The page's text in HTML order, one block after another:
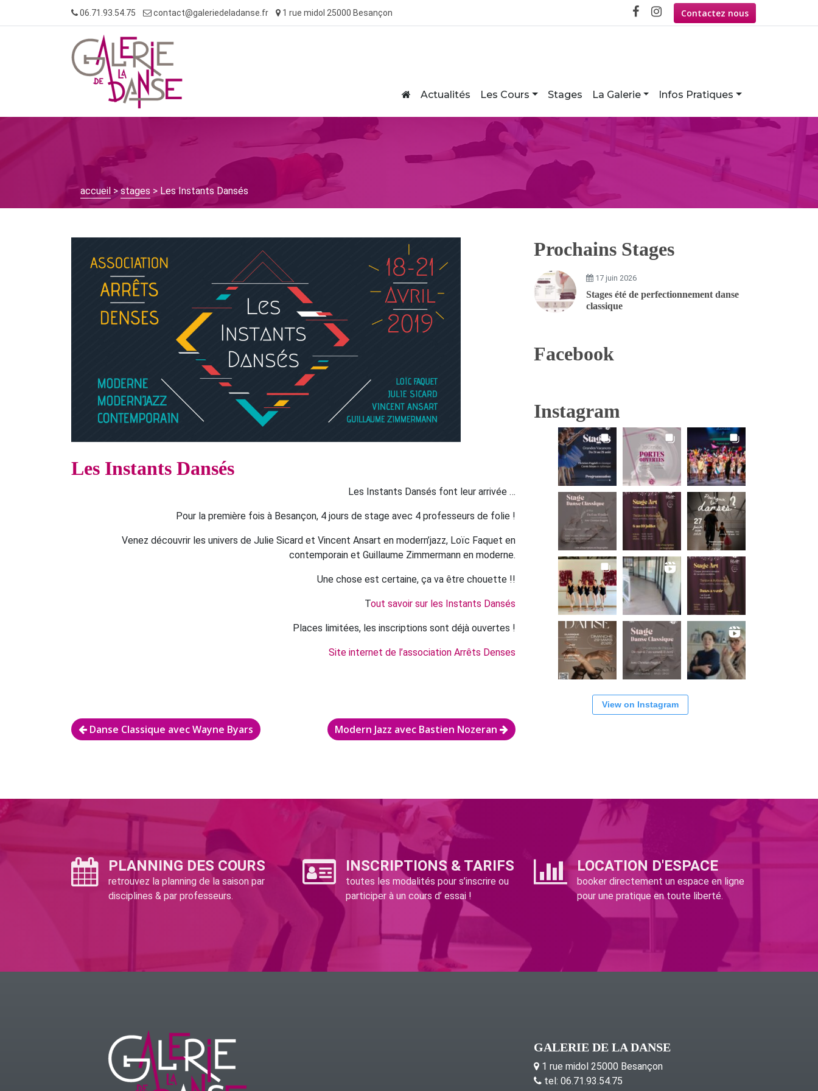
06.71.93.54.75 contact@galeriedeladanse.fr 1 rue midol 25000 Besançon Contactez nous
Home
Actualités Les Cours Stages La Galerie Infos Pratiques
accueil >stages > Les Instants Dansés
Les Instants Dansés
Les Instants Dansés font leur arrivée …
Pour la première fois à Besançon, 4 jours de stage avec 4 professeurs de folie !
Venez découvrir les univers de Julie Sicard et Vincent Ansart en modern’jazz, Loïc Faquet en
contemporain et Guillaume Zimmermann en moderne.
Une chose est certaine, ça va être chouette !!
Tout savoir sur les Instants Dansés
Places limitées, les inscriptions sont déjà ouvertes !
Site internet de l’association Arrêts Denses
Navigation
Danse Classique avec Wayne Byars Modern Jazz avec Bastien Nozeran
Prochains Stages
17 juin 2026
Stages été de perfectionnement danse
classique
Facebook
Instagram
View on Instagram
PLANNING DES COURS
retrouvez la planning de la saison par
disciplines & par professeurs.
INSCRIPTIONS & TARIFS
toutes les modalités pour s’inscrire ou
participer à un cours d’ essai !
LOCATION D'ESPACE
booker directement un espace en ligne
pour une pratique en toute liberté.
GALERIE DE LA DANSE
1 rue midol 25000 Besançon
tel: 06.71.93.54.75